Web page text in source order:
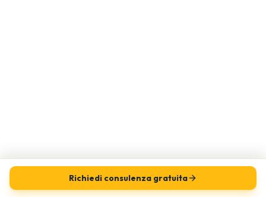
Richiedi consulenza gratuita